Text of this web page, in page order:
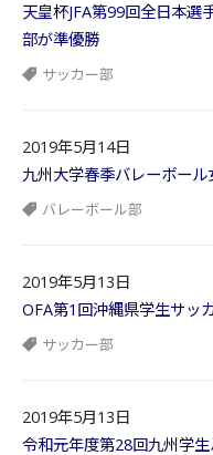
天皇杯JFA第99回全日本
部が準優勝
サッカー部
2019年5月14日
九州大学春季バレーボー
バレーボール部
2019年5月13日
OFA第1回沖縄県学生サッ
サッカー部
2019年5月13日
令和元年度第28回九州学